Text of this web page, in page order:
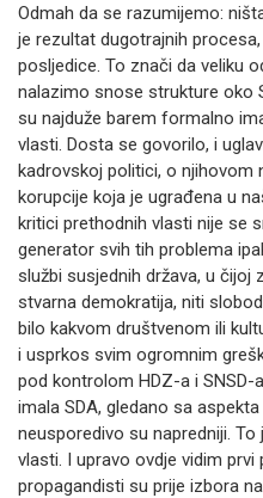
Odmah da se razumijemo:
je rezultat dugotrajnih
posljedice. To znači da veliku
nalazimo snose strukture oko
su najduže barem formalno
vlasti. Dosta se govorilo, i
kadrovskoj politici, o njihovom
korupcije koja je ugrađena u
kritici prethodnih vlasti nije se
generator svih tih problema
službi susjednih država, u
stvarna demokratija, niti
bilo kakvom društvenom ili
i usprkos svim ogromnim
pod kontrolom HDZ-a i SNSD-
imala SDA, gledano sa
neusporedivo su napredniji.
vlasti. I upravo ovdje vidim prvi
propagandisti su prije izbora